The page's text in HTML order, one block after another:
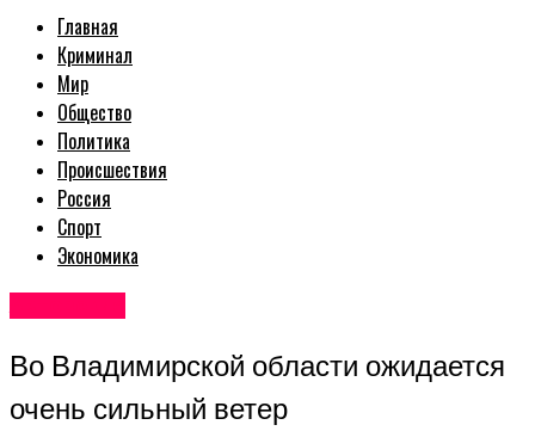
Главная
Криминал
Мир
Общество
Политика
Происшествия
Россия
Спорт
Экономика
Во Владимирской области ожидается
очень сильный ветер